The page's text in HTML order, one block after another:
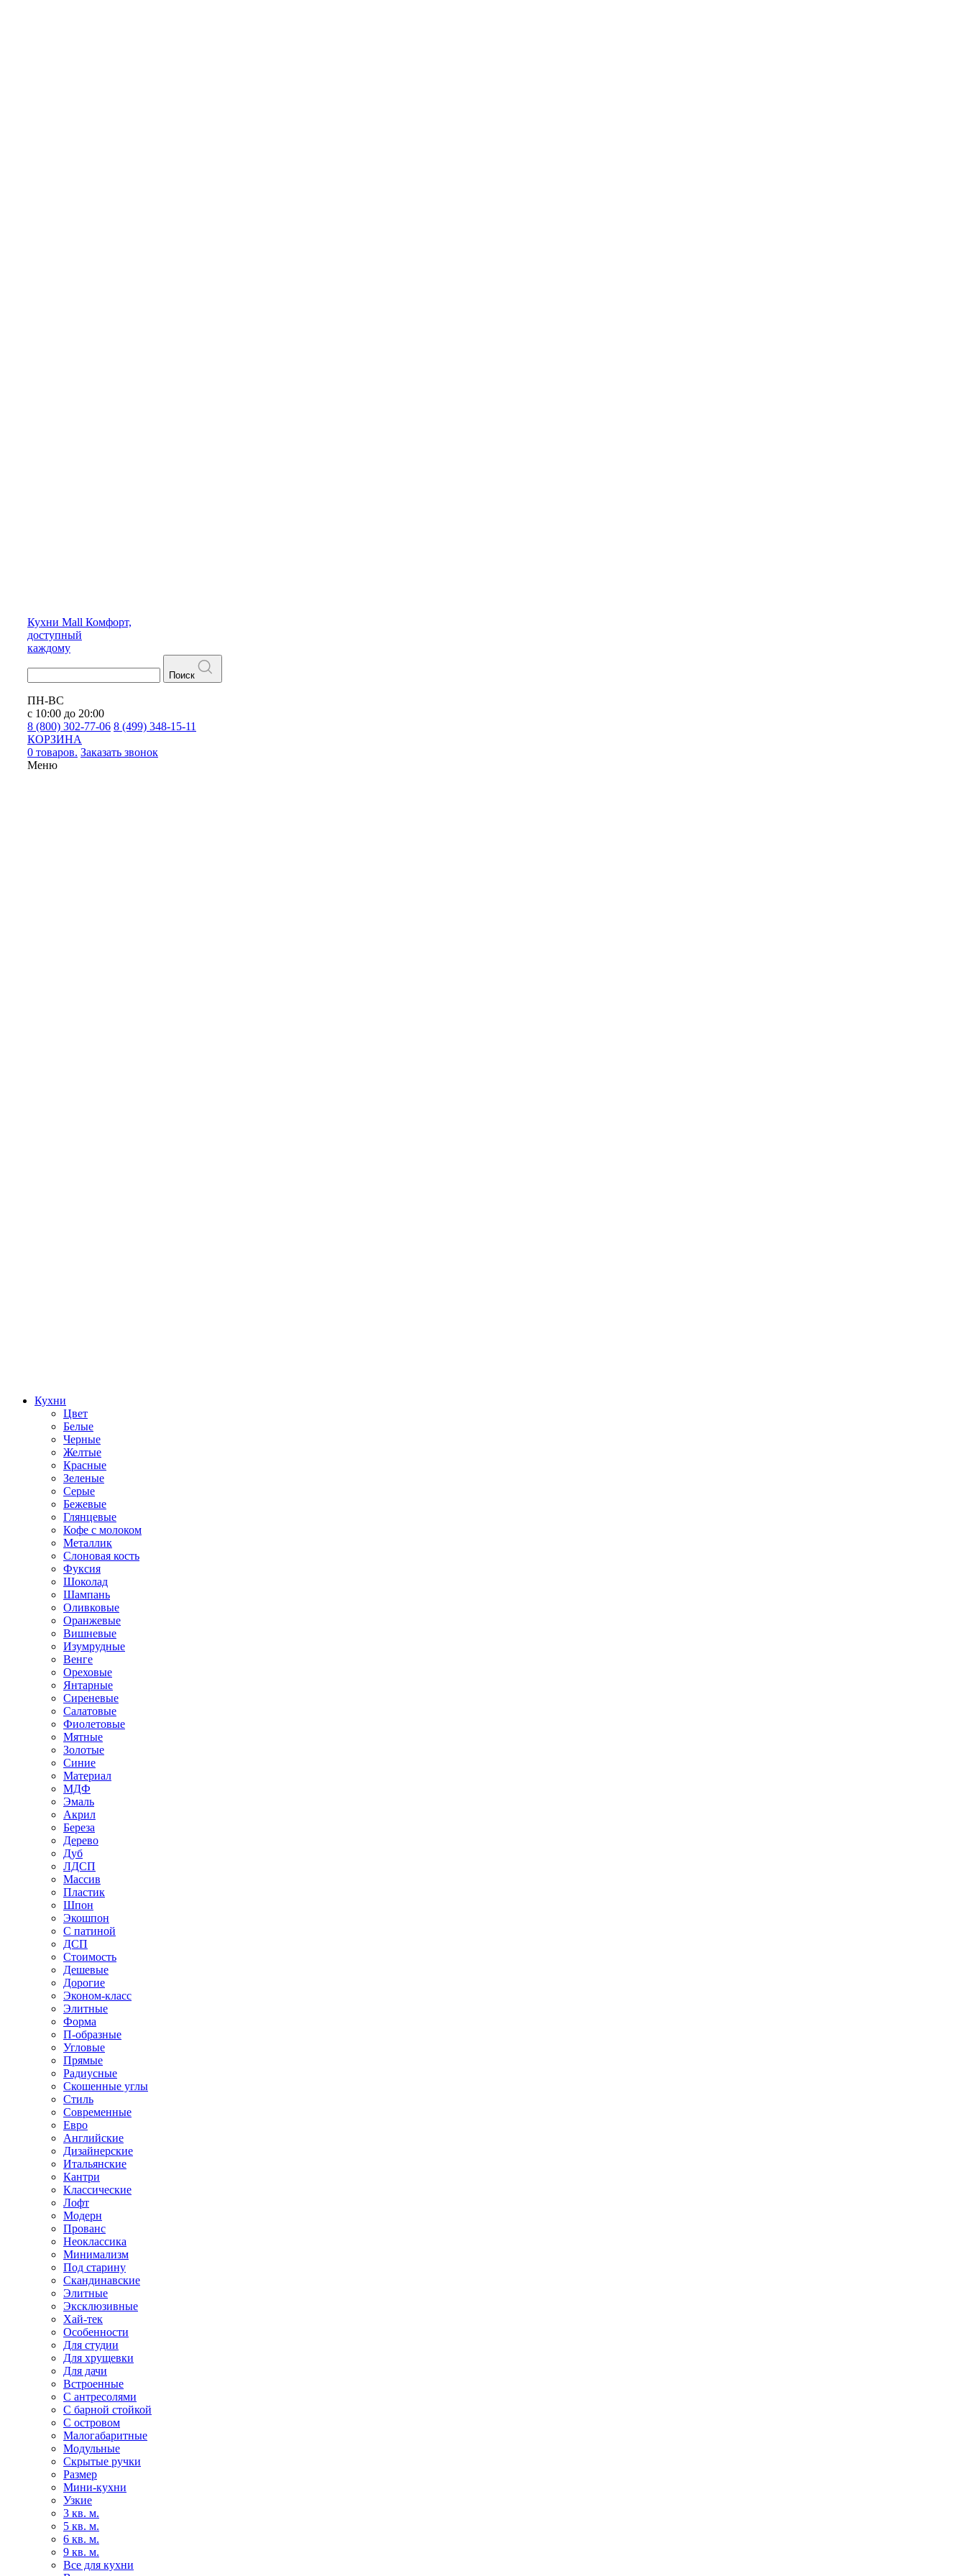
Кухни Mall Комфорт,
доступный
каждому
Поиск
ПН-ВС
с 10:00 до 20:00
8 (800) 302-77-06 8 (499) 348-15-11
КОРЗИНА
0 товаров. Заказать звонок
Меню
Кухни
Цвет
Белые
Черные
Желтые
Красные
Зеленые
Серые
Бежевые
Глянцевые
Кофе с молоком
Металлик
Слоновая кость
Фуксия
Шоколад
Шампань
Оливковые
Оранжевые
Вишневые
Изумрудные
Венге
Ореховые
Янтарные
Сиреневые
Салатовые
Фиолетовые
Мятные
Золотые
Синие
Материал
МДФ
Эмаль
Акрил
Береза
Дерево
Дуб
ЛДСП
Массив
Пластик
Шпон
Экошпон
С патиной
ДСП
Стоимость
Дешевые
Дорогие
Эконом-класс
Элитные
Форма
П-образные
Угловые
Прямые
Радиусные
Скошенные углы
Стиль
Современные
Евро
Английские
Дизайнерские
Итальянские
Кантри
Классические
Лофт
Модерн
Прованс
Неоклассика
Минимализм
Под старину
Скандинавские
Элитные
Эксклюзивные
Хай-тек
Особенности
Для студии
Для хрущевки
Для дачи
Встроенные
С антресолями
С барной стойкой
С островом
Малогабаритные
Модульные
Скрытые ручки
Размер
Мини-кухни
Узкие
3 кв. м.
5 кв. м.
6 кв. м.
9 кв. м.
Все для кухни